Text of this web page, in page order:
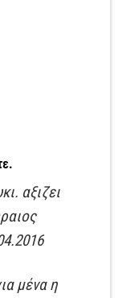
αξιζει
μένα η